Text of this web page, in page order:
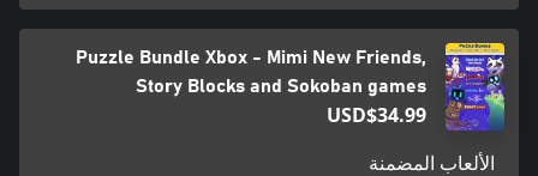
Puzzle Bundle Xbox - Mimi New Friends,
Story Blocks and Sokoban games
USD$34.99
الألعاب المضمنة